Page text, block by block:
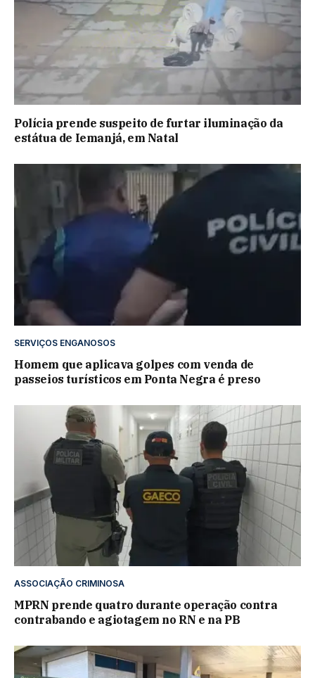
Polícia prende suspeito de furtar iluminação da
estátua de Iemanjá, em Natal
SERVIÇOS ENGANOSOS
Homem que aplicava golpes com venda de
passeios turísticos em Ponta Negra é preso
ASSOCIAÇÃO CRIMINOSA
MPRN prende quatro durante operação contra
contrabando e agiotagem no RN e na PB